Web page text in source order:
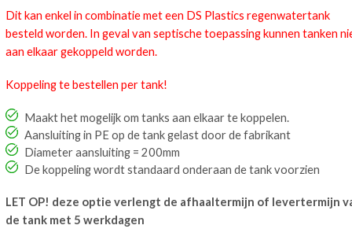
Dit kan enkel in combinatie met een DS Plastics regenwatertank
besteld worden. In geval van septische toepassing kunnen tanken
aan elkaar gekoppeld worden.
Koppeling te bestellen per tank!
Maakt het mogelijk om tanks aan elkaar te koppelen.
Aansluiting in PE op de tank gelast door de fabrikant
Diameter aansluiting = 200mm
De koppeling wordt standaard onderaan de tank voorzien
LET OP! deze optie verlengt de afhaaltermijn of levertermijn
de tank met 5 werkdagen